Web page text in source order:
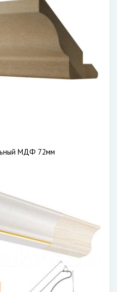
МДФ 72мм